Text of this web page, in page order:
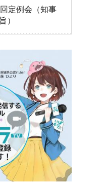
定例会（知事
）